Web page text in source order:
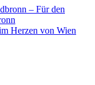
– Für den
Herzen von Wien